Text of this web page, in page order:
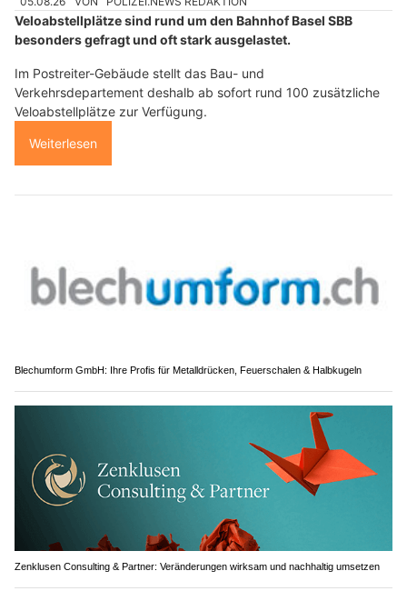
Veloabstellplätze sind rund um den Bahnhof Basel SBB
besonders gefragt und oft stark ausgelastet.
Im Postreiter-Gebäude stellt das Bau- und
Verkehrsdepartement deshalb ab sofort rund 100 zusätzliche
Veloabstellplätze zur Verfügung.
Weiterlesen
Blechumform GmbH: Ihre Profis für Metalldrücken, Feuerschalen & Halbkugeln
Zenklusen Consulting & Partner: Veränderungen wirksam und nachhaltig umsetzen